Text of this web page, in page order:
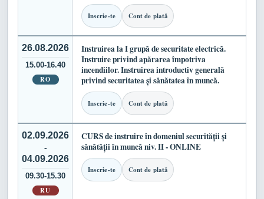
Inscrie-te Cont de plată
26.08.2026
15.00-16.40
RO
Instruirea la I grupă de securitate electrică.
Instruire privind apărarea împotriva
incendiilor. Instruirea introductiv generală
privind securitatea și sănătatea în muncă.
Inscrie-te Cont de plată
02.09.2026
-
04.09.2026
09.30-15.30
RU
CURS de instruire în domeniul securității și
sănătății în muncă niv. II - ONLINE
Inscrie-te Cont de plată